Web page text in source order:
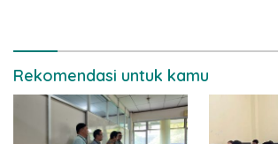
Rekomendasi untuk kamu